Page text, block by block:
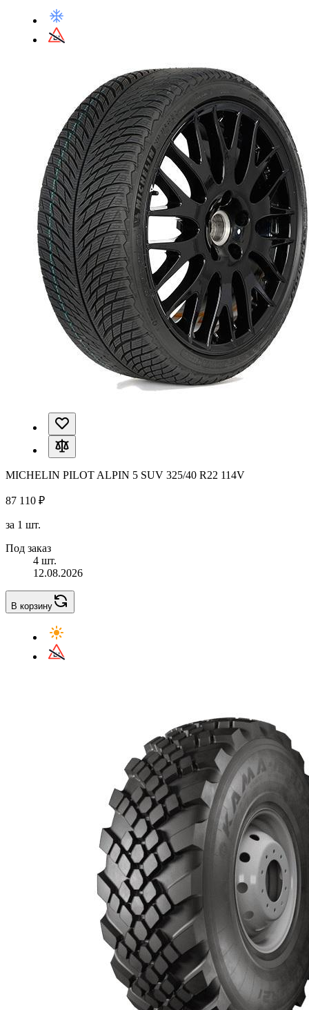
MICHELIN PILOT ALPIN 5 SUV 325/40 R22 114V
87 110 ₽
за 1 шт.
Под заказ
4 шт.
12.08.2026
В корзину